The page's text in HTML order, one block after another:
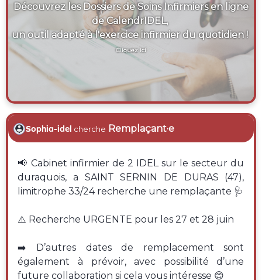
Découvrez les Dossiers de Soins Infirmiers en ligne
de CalendrIDEL,
un outil adapté à l'exercice infirmier du quotidien !
Cliquez ici
Sophia-idel cherche Remplaçant·e
📢 Cabinet infirmier de 2 IDEL sur le secteur du
duraquois, a SAINT SERNIN DE DURAS (47),
limitrophe 33/24 recherche une remplaçante 🩺
⚠️ Recherche URGENTE pour les 27 et 28 juin
➡️ D’autres dates de remplacement sont
également à prévoir, avec possibilité d’une
future collaboration si cela vous intéresse 😊